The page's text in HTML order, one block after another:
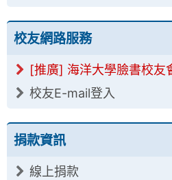
校友網路服務
[推廣] 海洋大學臉書校友
校友E-mail登入
捐款資訊
線上捐款